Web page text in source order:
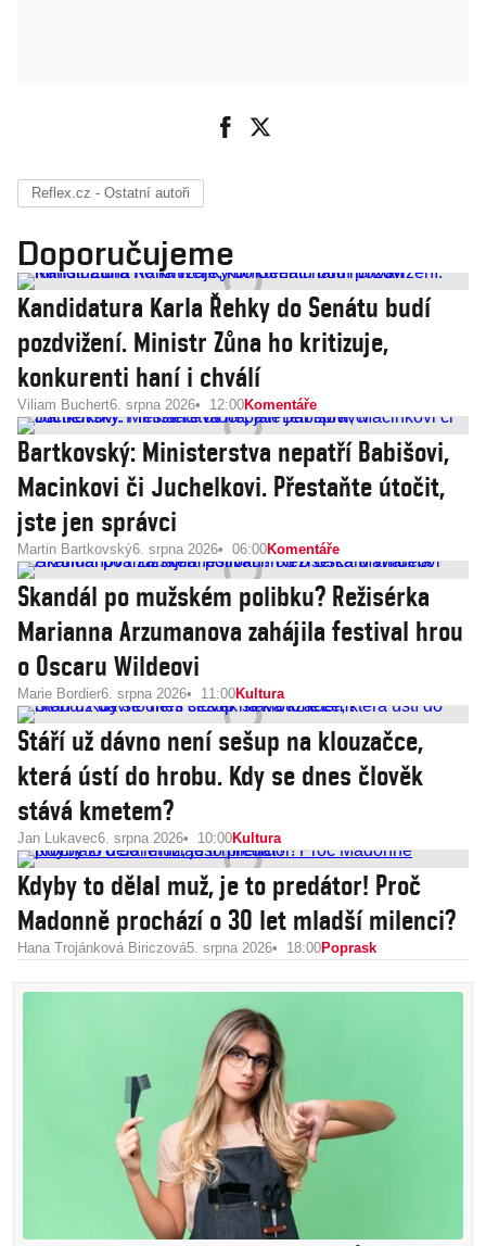
Reflex.cz - Ostatní autoři
Doporučujeme
Kandidatura Karla Řehky do Senátu budí
pozdvižení. Ministr Zůna ho kritizuje,
konkurenti haní i chválí
Viliam Buchert6. srpna 2026 12:00Komentáře
Bartkovský: Ministerstva nepatří Babišovi,
Macinkovi či Juchelkovi. Přestaňte útočit,
jste jen správci
Martin Bartkovský6. srpna 2026 06:00Komentáře
Skandál po mužském polibku? Režisérka
Marianna Arzumanova zahájila festival hrou
o Oscaru Wildeovi
Marie Bordier6. srpna 2026 11:00Kultura
Stáří už dávno není sešup na klouzačce,
která ústí do hrobu. Kdy se dnes člověk
stává kmetem?
Jan Lukavec6. srpna 2026 10:00Kultura
Kdyby to dělal muž, je to predátor! Proč
Madonně prochází o 30 let mladší milenci?
Hana Trojánková Biriczová5. srpna 2026 18:00Poprask